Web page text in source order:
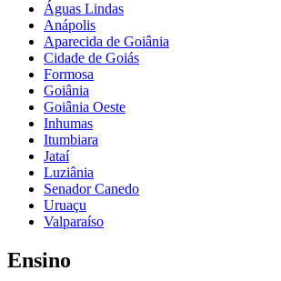
Águas Lindas
Anápolis
Aparecida de Goiânia
Cidade de Goiás
Formosa
Goiânia
Goiânia Oeste
Inhumas
Itumbiara
Jataí
Luziânia
Senador Canedo
Uruaçu
Valparaíso
Ensino